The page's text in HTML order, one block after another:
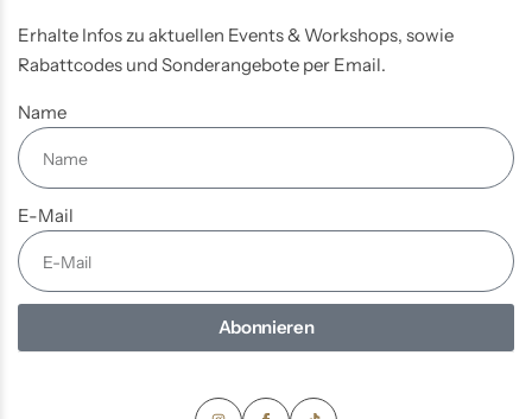
Erhalte Infos zu aktuellen Events & Workshops, sowie
Rabattcodes und Sonderangebote per Email.
Name
E-Mail
Abonnieren